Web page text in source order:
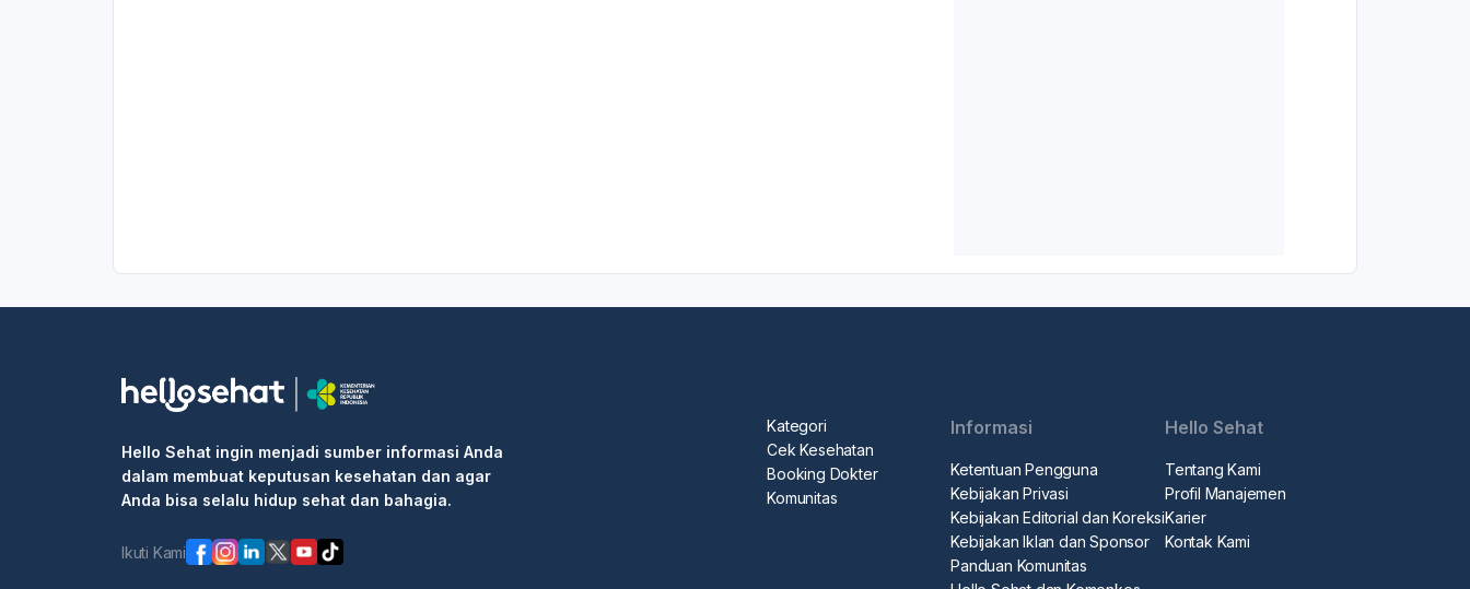
Hello Sehat ingin menjadi sumber informasi Anda
dalam membuat keputusan kesehatan dan agar
Anda bisa selalu hidup sehat dan bahagia.
Ikuti Kami
Kategori
Cek Kesehatan
Booking Dokter
Komunitas
Informasi
Ketentuan Pengguna
Kebijakan Privasi
Kebijakan Editorial dan Koreksi
Kebijakan Iklan dan Sponsor
Panduan Komunitas
Hello Sehat
Tentang Kami
Profil Manajemen
Karier
Kontak Kami